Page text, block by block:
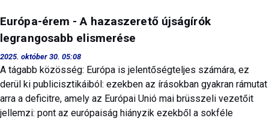
Európa-érem - A hazaszerető újságírók
legrangosabb elismerése
2025. október 30. 05:08
A tágabb közösség: Európa is jelentőségteljes számára, ez
derül ki publicisztikáiból: ezekben az írásokban gyakran rámutat
arra a deficitre, amely az Európai Unió mai brüsszeli vezetőit
jellemzi: pont az európaiság hiányzik ezekből a sokféle